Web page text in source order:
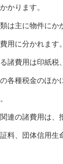
かります。
は主に物件にか
用に分かれます。
諸費用は印紙税
各種税金のほか
連の諸費用は、
料、団体信用生